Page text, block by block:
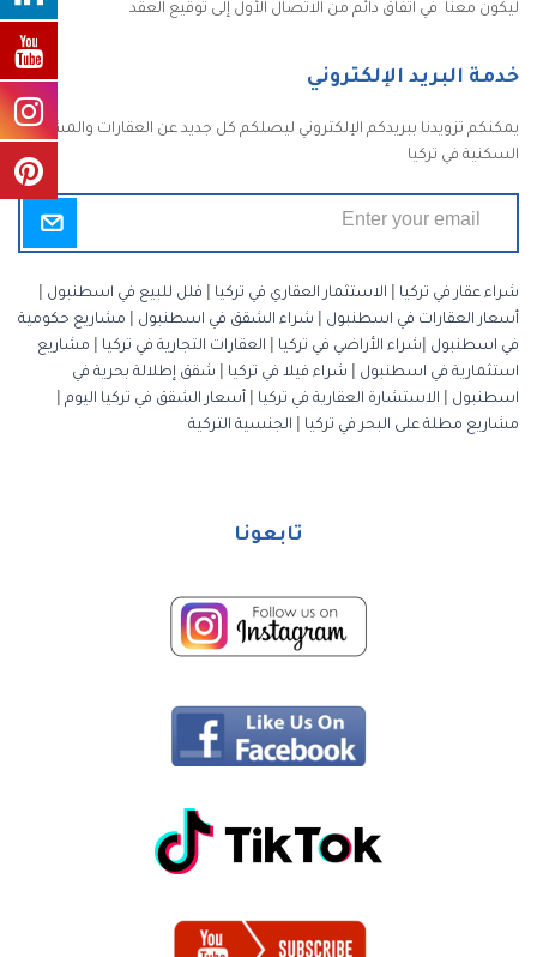
ليكون معنا في اتفاق دائم من الاتصال الأول إلى توقيع العقد
خدمة البريد الإلكتروني
يمكنكم تزويدنا ببريدكم الإلكتروني ليصلكم كل جديد عن العقارات والمشاريع
السكنية في تركيا
شراء عقار في تركيا الاستثمار العقاري في تركيا فلل للبيع في اسطنبول
أسعار العقارات في اسطنبول
شراء الشقق في اسطنبول
مشاريع حكومية
في اسطنبول
شراء الأراضي في تركيا العقارات التجارية في تركيا
مشاريع
استثمارية في اسطنبول
شراء فيلا في تركيا
شقق إطلالة بحرية في
اسطنبول
الاستشارة العقارية في تركيا أسعار الشقق في تركيا اليوم
مشاريع مطلة على البحر في تركيا
الجنسية التركية
تابعونا